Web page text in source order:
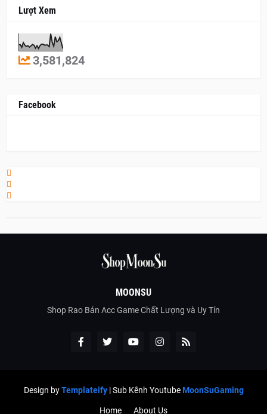
Lượt Xem
3,581,824
Facebook
MOONSU
Shop Rao Bán Acc Game Chất Lượng và Uy Tín
Design byTemplateify| Sub Kênh YoutubeMoonSuGaming
Home About Us